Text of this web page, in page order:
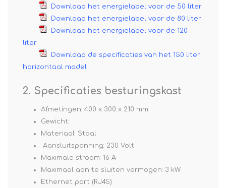
Download het energielabel voor de 50 liter
Download het energielabel voor de 80 liter
Download het energielabel voor de 120
liter
Download de specificaties van het 150 liter
horizontaal model
2. Specificaties besturingskast
Afmetingen: 400 x 300 x 210 mm
Gewicht:
Materiaal: Staal
Aansluitspanning: 230 Volt
Maximale stroom: 16 A
Maximaal aan te sluiten vermogen: 3 kW
Ethernet port (RJ45)